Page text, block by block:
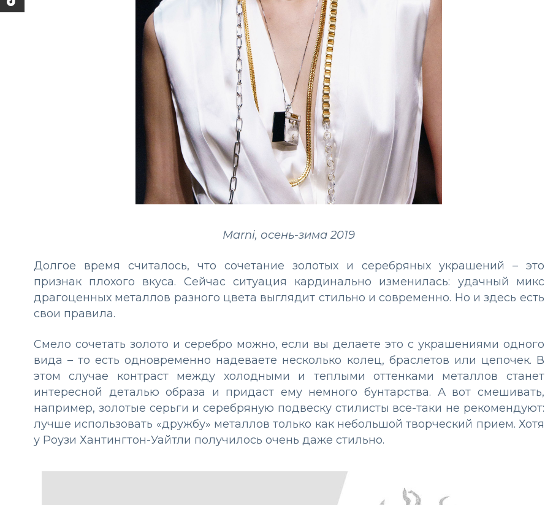
Marni, осень-зима 2019
Долгое время считалось, что сочетание золотых и серебряных украшений – это
признак плохого вкуса. Сейчас ситуация кардинально изменилась: удачный микс
драгоценных металлов разного цвета выглядит стильно и современно. Но и здесь есть
свои правила.
Смело сочетать золото и серебро можно, если вы делаете это с украшениями одного
вида – то есть одновременно надеваете несколько колец, браслетов или цепочек. В
этом случае контраст между холодными и теплыми оттенками металлов станет
интересной деталью образа и придаст ему немного бунтарства. А вот смешивать,
например, золотые серьги и серебряную подвеску стилисты все-таки не рекомендуют:
лучше использовать «дружбу» металлов только как небольшой творческий прием. Хотя
у Роузи Хантингтон-Уайтли получилось очень даже стильно.